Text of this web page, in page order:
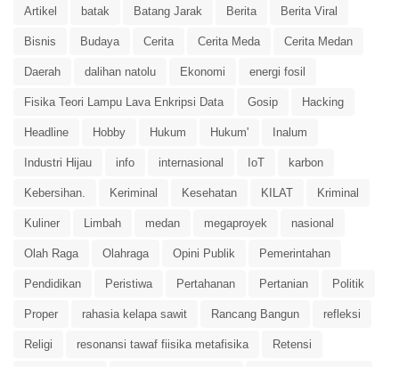
Artikel batak Batang Jarak Berita Berita Viral
Bisnis Budaya Cerita Cerita Meda Cerita Medan
Daerah dalihan natolu Ekonomi energi fosil
Fisika Teori Lampu Lava Enkripsi Data Gosip Hacking
Headline Hobby Hukum Hukum' Inalum
Industri Hijau info internasional IoT karbon
Kebersihan. Keriminal Kesehatan KILAT Kriminal
Kuliner Limbah medan megaproyek nasional
Olah Raga Olahraga Opini Publik Pemerintahan
Pendidikan Peristiwa Pertahanan Pertanian Politik
Proper rahasia kelapa sawit Rancang Bangun refleksi
Religi resonansi tawaf fiisika metafisika Retensi